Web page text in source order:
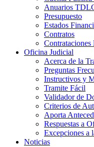
Anuarios
Presupuesto
Estados
Contratos
Contrataciones
Oficina Judicial
Acerca de la
Preguntas
Instructivos y
Tramite Fácil
Validador de
Criterios de
Aporta
Respuestas a
Excepciones a
Noticias